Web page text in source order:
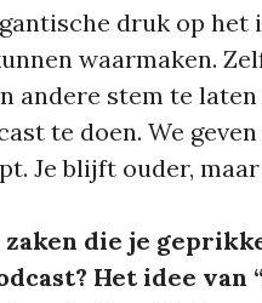
druk op het
waarmaken.
andere stem te
te doen. We
Je blijft ouder, maar
zaken die je
Het idee